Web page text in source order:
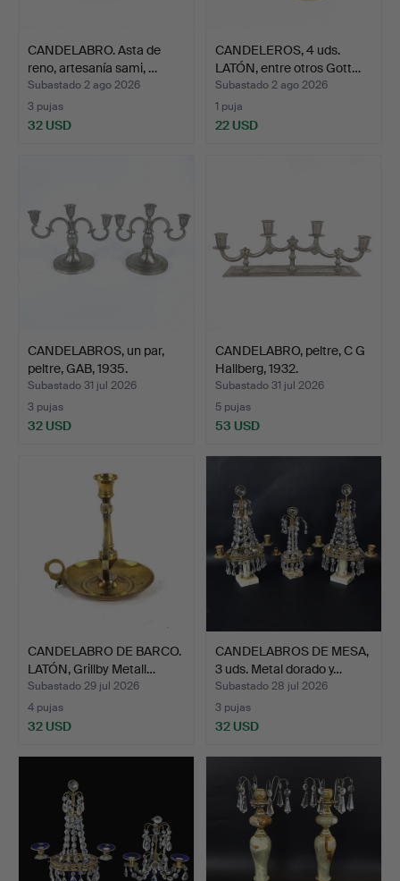
CANDELABRO. Asta de
reno, artesanía sami, …
Subastado 2 ago 2026
3 pujas
32 USD
CANDELEROS, 4 uds.
LATÓN, entre otros Gott…
Subastado 2 ago 2026
1 puja
22 USD
CANDELABROS, un par,
peltre, GAB, 1935.
Subastado 31 jul 2026
3 pujas
32 USD
CANDELABRO, peltre, C G
Hallberg, 1932.
Subastado 31 jul 2026
5 pujas
53 USD
CANDELABRO DE BARCO.
LATÓN, Grillby Metall…
Subastado 29 jul 2026
4 pujas
32 USD
CANDELABROS DE MESA,
3 uds. Metal dorado y…
Subastado 28 jul 2026
3 pujas
32 USD